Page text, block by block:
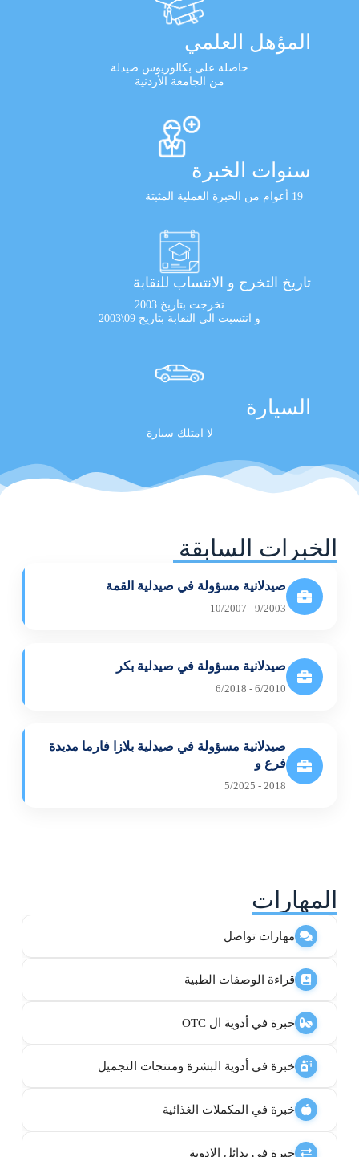
المؤهل العلمي
حاصلة على بكالوريوس صيدلة
من الجامعة الأردنية
سنوات الخبرة
19 أعوام من الخبرة العملية المثبتة
تاريخ التخرج و الانتساب للنقابة
تخرجت بتاريخ 2003
و انتسبت الي النقابة بتاريخ 09\2003
السيارة
لا امتلك سيارة
الخبرات السابقة
صيدلانية مسؤولة في صيدلية القمة
9/2003 - 10/2007
صيدلانية مسؤولة في صيدلية بكر
6/2010 - 6/2018
صيدلانية مسؤولة في صيدلية بلازا فارما مديدة
فرع و
2018 - 5/2025
المهارات
مهارات تواصل
قراءة الوصفات الطبية
خبرة في أدوية ال OTC
خبرة في أدوية البشرة ومنتجات التجميل
خبرة في المكملات الغذائية
خبرة في بدائل الادوية